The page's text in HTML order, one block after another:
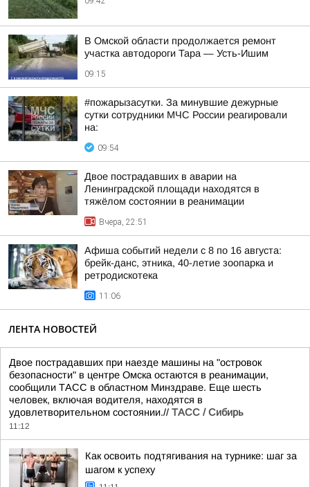
В Омской области продолжается ремонт
участка автодороги Тара — Усть-Ишим
09:15
#пожарызасутки. За минувшие дежурные
сутки сотрудники МЧС России реагировали
на:
09:54
Двое пострадавших в аварии на
Ленинградской площади находятся в
тяжёлом состоянии в реанимации
Вчера, 22:51
Афиша событий недели с 8 по 16 августа:
брейк-данс, этника, 40-летие зоопарка и
ретродискотека
11:06
ЛЕНТА НОВОСТЕЙ
Двое пострадавших при наезде машины на "островок
безопасности" в центре Омска остаются в реанимации,
сообщили ТАСС в областном Минздраве. Еще шесть
человек, включая водителя, находятся в
удовлетворительном состоянии.// ТАСС / Сибирь
11:12
Как освоить подтягивания на турнике: шаг за
шагом к успеху